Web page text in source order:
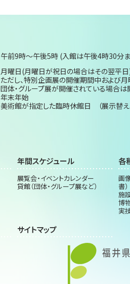
午前9時～午後5時 (入館は午後4時30分
月曜日(月曜日が祝日の場合はその翌平日)
ただし、特別企画展の開催期間中および
団体・グループ展が開催されている場合は
年末年始
美術館が指定した臨時休館日 （展示替え
年間スケジュール
展覧会・イベントカレンダー
貸館（団体・グループ展など）
各
画
書）
施
博
実
サイトマップ